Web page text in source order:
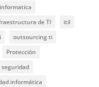
informatica
de TI
itil
outsourcing ti
Protección
seguridad
informática